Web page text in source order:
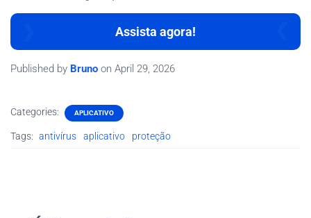
Assista agora!
Published by Bruno on April 29, 2026
Categories: APLICATIVO
Tags: antivírus aplicativo proteção